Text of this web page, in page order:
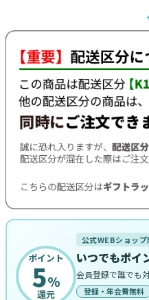
ポイント
5%
還元
公式WEBショップ
いつでもポイ
会員登録で誰でも
登録・年会費無料